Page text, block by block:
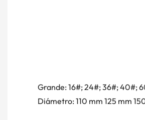
Grande: 16#; 24#; 36#;
Diámetro: 110 mm 125 mm